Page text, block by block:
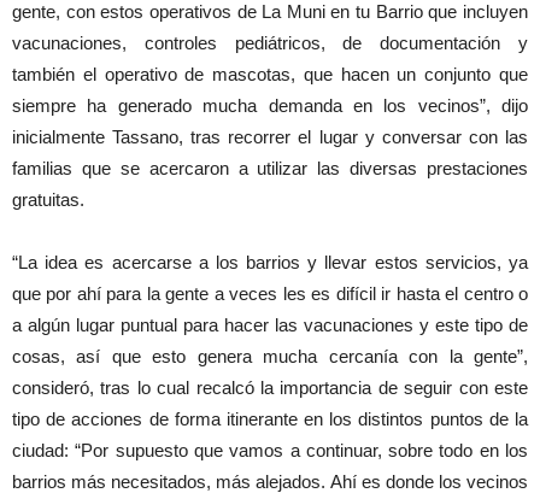
gente, con estos operativos de La Muni en tu Barrio que incluyen
vacunaciones, controles pediátricos, de documentación y
también el operativo de mascotas, que hacen un conjunto que
siempre ha generado mucha demanda en los vecinos”, dijo
inicialmente Tassano, tras recorrer el lugar y conversar con las
familias que se acercaron a utilizar las diversas prestaciones
gratuitas.
“La idea es acercarse a los barrios y llevar estos servicios, ya
que por ahí para la gente a veces les es difícil ir hasta el centro o
a algún lugar puntual para hacer las vacunaciones y este tipo de
cosas, así que esto genera mucha cercanía con la gente”,
consideró, tras lo cual recalcó la importancia de seguir con este
tipo de acciones de forma itinerante en los distintos puntos de la
ciudad: “Por supuesto que vamos a continuar, sobre todo en los
barrios más necesitados, más alejados. Ahí es donde los vecinos